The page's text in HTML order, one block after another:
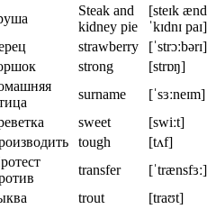
Steak and
kidney pie
[steɪk ænd
ˈkɪdnɪ paɪ]
strawberry
[ˈstrɔːbərɪ]
strong
[strɒŋ]
surname
[ˈsɜːneɪm]
sweet
[swiːt]
tough
[tʌf]
transfer
[ˈtrænsfɜː]
trout
[traʊt]